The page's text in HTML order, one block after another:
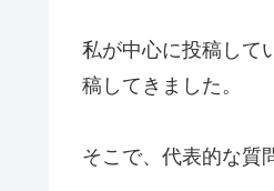
私が中心に投稿して
稿してきました。
そこで、代表的な質